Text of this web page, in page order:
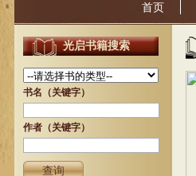
首页
光启书籍搜索
书名（关键字）
作者（关键字）